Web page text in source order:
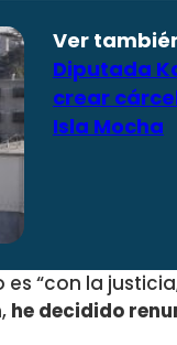
Ver
Diputada
crear
Isla Mocha
“con la
he decidido